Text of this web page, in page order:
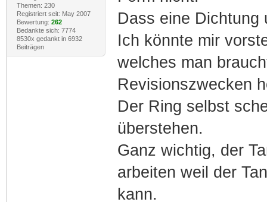
Themen: 230
Registriert seit: May 2007
Bewertung: 262
Bedankte sich: 7774
8530x gedankt in 6932
Beiträgen
Dass eine Dichtung
Ich könnte mir
welches man
Revisionszwecken
Der Ring selbst
überstehen.
Ganz wichtig, der
arbeiten weil der
kann.